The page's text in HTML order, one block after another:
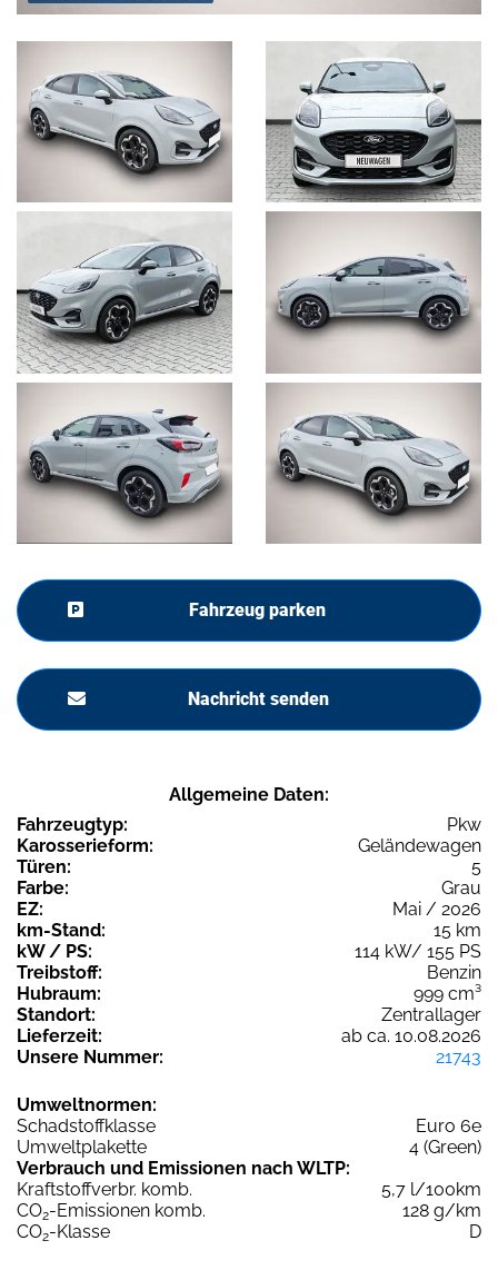
Fahrzeug parken
Nachricht senden
Allgemeine Daten:
Fahrzeugtyp:
Pkw
Karosserieform:
Geländewagen
Türen:
5
Farbe:
Grau
EZ:
Mai / 2026
km-Stand:
15 km
kW / PS:
114 kW/ 155 PS
Treibstoff:
Benzin
Hubraum:
999 cm³
Standort:
Zentrallager
Lieferzeit:
ab ca. 10.08.2026
Unsere Nummer:
21743
Umweltnormen:
Schadstoffklasse
Euro 6e
Umweltplakette
4 (Green)
Verbrauch und Emissionen nach WLTP:
Kraftstoffverbr. komb.
5,7 l/100km
CO2-Emissionen komb.
128 g/km
CO2-Klasse D